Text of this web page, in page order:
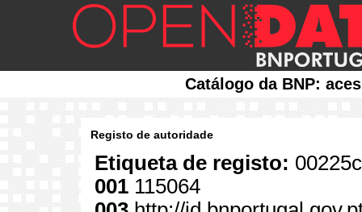
Catálogo da BNP:
Registo de autoridade
Etiqueta de registo:
001 115064